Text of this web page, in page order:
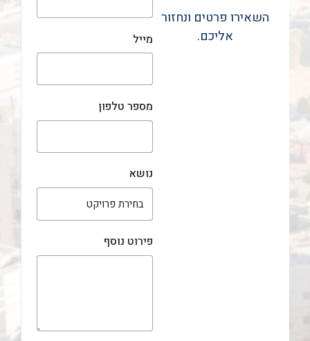
השאירו פרטים ונחזור
אליכם.
מייל
מספר טלפון
נושא
פירוט נוסף